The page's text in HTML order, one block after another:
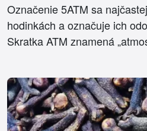
Označenie 5ATM sa
hodinkách a označuje ich
Skratka ATM znamená